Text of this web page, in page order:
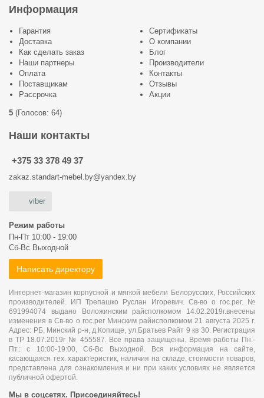
Информация
Гарантия
Доставка
Как сделать заказ
Наши партнеры
Оплата
Поставщикам
Рассрочка
Сертификаты
О компании
Блог
Производители
Контакты
Отзывы
Акции
5 (Голосов: 64)
Наши контакты
+375 33 378 49 37
zakaz.standart-mebel.by@yandex.by
viber
Режим работы
Пн-Пт 10:00 - 19:00
Сб-Вс Выходной
Написать директору
Интернет-магазин корпусной и мягкой мебели Белорусских, Российских
производителей. ИП Трепашко Руслан Игоревич. Св-во о гос.рег. №
691994074 выдано Воложинским райсполкомом 14.02.2019г.внесены
изменения в Св-во о гос.рег Минским райисполкомом 21 августа 2025 г.
Адрес: РБ, Минский р-н, д.Копище, ул.Братьев Райт 9 кв 30. Регистрация
в ТР 18.07.2019г № 455587. Все права защищены. Время работы Пн.-
Пт.: с 10:00-19:00, Сб-Вс Выходной. Вся информация на сайте,
касающаяся тех. характеристик, наличия на складе, стоимости товаров,
представлена для ознакомления и ни при каких условиях не является
публичной офертой.
Мы в соцсетях. Присоединяйтесь!